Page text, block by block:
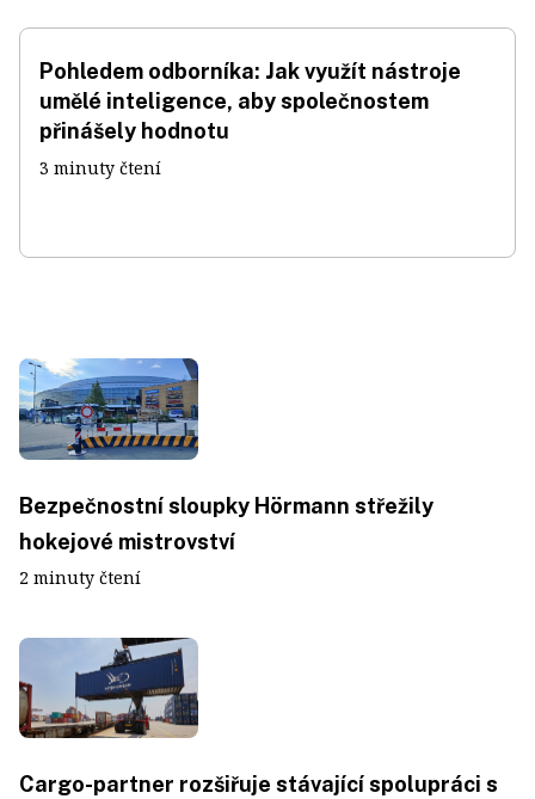
Pohledem odborníka: Jak využít nástroje
umělé inteligence, aby společnostem
přinášely hodnotu
3 minuty čtení
Bezpečnostní sloupky Hörmann střežily
hokejové mistrovství
2 minuty čtení
Cargo-partner rozšiřuje stávající spolupráci s